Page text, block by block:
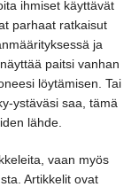
ihmiset käyttävät
parhaat ratkaisut
ja
paitsi vanhan
löytämisen. Tai
ystäväsi saa, tämä
lähde.
vaan myös
Artikkelit ovat